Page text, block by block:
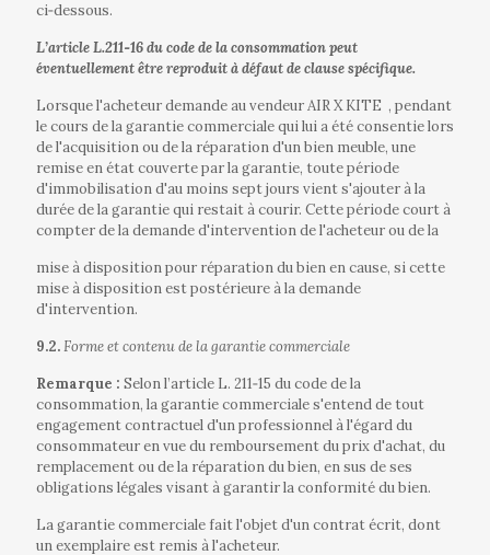
ci‐dessous.
L’article L.211‐16 du code de la consommation peut
éventuellement être reproduit à défaut de clause spécifique.
Lorsque l'acheteur demande au vendeur AIR X KITE , pendant
le cours de la garantie commerciale qui lui a été consentie lors
de l'acquisition ou de la réparation d'un bien meuble, une
remise en état couverte par la garantie, toute période
d'immobilisation d'au moins sept jours vient s'ajouter à la
durée de la garantie qui restait à courir. Cette période court à
compter de la demande d'intervention de l'acheteur ou de la
mise à disposition pour réparation du bien en cause, si cette
mise à disposition est postérieure à la demande
d'intervention.
9.2.Forme et contenu de la garantie commerciale
Remarque : Selon l’article L. 211‐15 du code de la
consommation, la garantie commerciale s'entend de tout
engagement contractuel d'un professionnel à l'égard du
consommateur en vue du remboursement du prix d'achat, du
remplacement ou de la réparation du bien, en sus de ses
obligations légales visant à garantir la conformité du bien.
La garantie commerciale fait l'objet d'un contrat écrit, dont
un exemplaire est remis à l'acheteur.